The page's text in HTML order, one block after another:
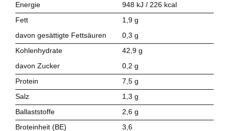
Energie
948 kJ / 226 kcal
Fett
1,9 g
davon gesättigte Fettsäuren
0,3 g
Kohlenhydrate
42,9 g
davon Zucker
0,2 g
Protein
7,5 g
Salz
1,3 g
Ballaststoffe
2,6 g
Broteinheit (BE)
3,6